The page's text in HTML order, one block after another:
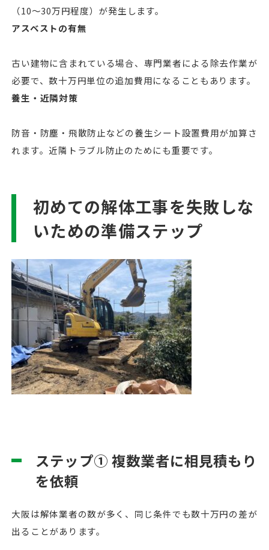
（10〜30万円程度）が発生します。
アスベストの有無
古い建物に含まれている場合、専門業者による除去作業が
必要で、数十万円単位の追加費用になることもあります。
養生・近隣対策
防音・防塵・飛散防止などの養生シート設置費用が加算さ
れます。近隣トラブル防止のためにも重要です。
初めての解体工事を失敗しな
いための準備ステップ
ステップ① 複数業者に相見積もり
を依頼
大阪は解体業者の数が多く、同じ条件でも数十万円の差が
出ることがあります。